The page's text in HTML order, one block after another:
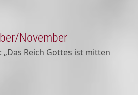
November
„Das Reich Gottes ist mitten